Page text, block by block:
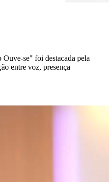
se" foi destacada pela
entre voz, presença